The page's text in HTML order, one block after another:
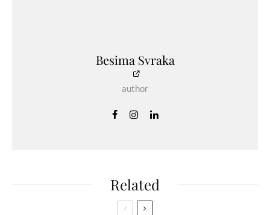
Besima Svraka
author
Related